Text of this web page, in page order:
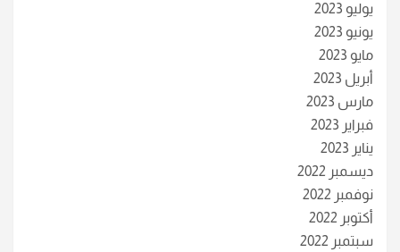
يوليو 2023
يونيو 2023
مايو 2023
أبريل 2023
مارس 2023
فبراير 2023
يناير 2023
ديسمبر 2022
نوفمبر 2022
أكتوبر 2022
سبتمبر 2022